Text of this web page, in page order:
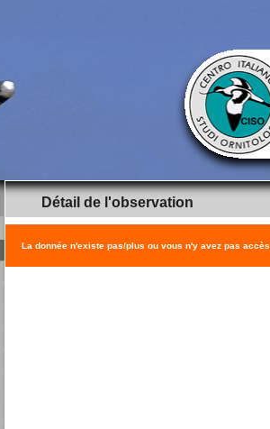
Détail de l'observation
La donnée n'existe pas/plus ou vous n'y avez pas accès.